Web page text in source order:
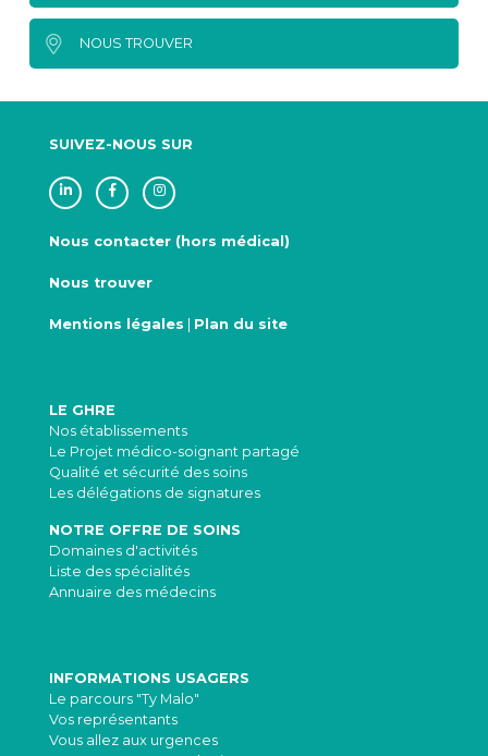
NOUS TROUVER
SUIVEZ-NOUS SUR
Nous contacter (hors médical)
Nous trouver
Mentions légales | Plan du site
LE GHRE
Nos établissements
Le Projet médico-soignant partagé
Qualité et sécurité des soins
Les délégations de signatures
NOTRE OFFRE DE SOINS
Domaines d'activités
Liste des spécialités
Annuaire des médecins
INFORMATIONS USAGERS
Le parcours "Ty Malo"
Vos représentants
Vous allez aux urgences